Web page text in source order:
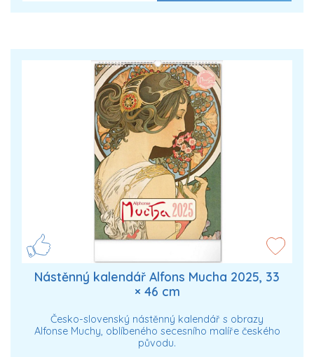
Nástěnný kalendář Alfons Mucha 2025, 33
× 46 cm
Česko-slovenský nástěnný kalendář s obrazy
Alfonse Muchy, oblíbeného secesního malíře českého
původu.